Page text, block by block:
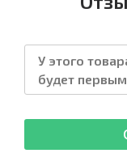
У этого
будет